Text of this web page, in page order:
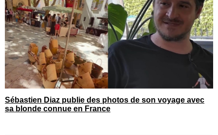
Sébastien Diaz publie des photos de son voyage avec
sa blonde connue en France